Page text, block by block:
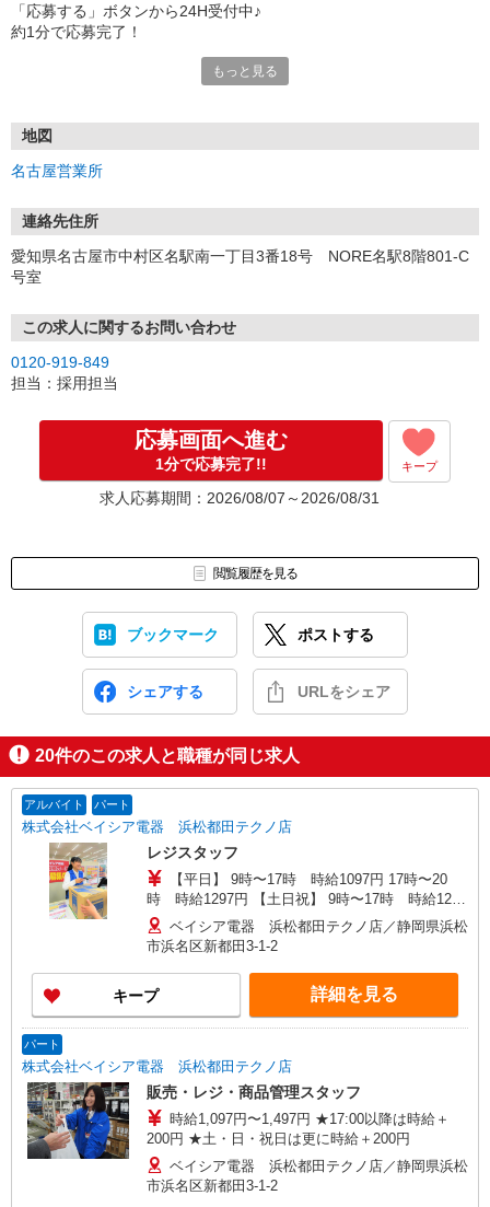
「応募する」ボタンから24H受付中♪
約1分で応募完了！
①応募から3営業日を目安に、メールorお電話でご連絡します。
★スマホでWEB面接（LINEなど）・出張面接・事務所面接と選べま
す
③面接実施（履歴書不要）
④勤務開始（スタート日は応相談）
お気軽にご応募ください♪
もっと見る
地図
名古屋営業所
連絡先住所
愛知県名古屋市中村区名駅南一丁目3番18号 NORE名駅8階801-C
号室
この求人に関するお問い合わせ
0120-919-849
担当：採用担当
応募画面へ進む
1分で応募完了!! キープ
求人応募期間：2026/08/07～2026/08/31
閲覧履歴を見る
ブックマーク ポストする
シェアする URLをシェア
20件のこの求人と職種が同じ求人
アルバイト パート
株式会社ベイシア電器 浜松都田テクノ店
レジスタッフ
【平日】 9時〜17時 時給1097円 17時〜20
時 時給1297円 【土日祝】 9時〜17時 時給1297
円 17時〜20時 時給1497円 ★17:00以降は時給＋
200円 ★土・日・祝日は更に時給＋200円
ベイシア電器 浜松都田テクノ店／静岡県浜松
市浜名区新都田3-1-2
キープ 詳細を見る
パート
株式会社ベイシア電器 浜松都田テクノ店
販売・レジ・商品管理スタッフ
時給1,097円〜1,497円 ★17:00以降は時給＋
200円 ★土・日・祝日は更に時給＋200円
ベイシア電器 浜松都田テクノ店／静岡県浜松
市浜名区新都田3-1-2